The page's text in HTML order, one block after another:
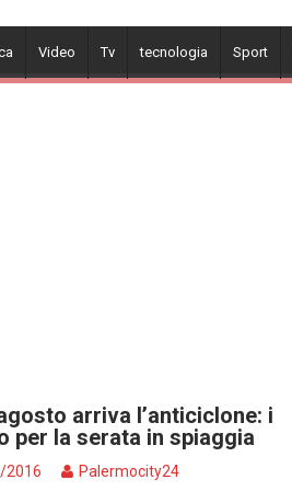
Video Tv tecnologia Sport
arriva l’anticiclone: i
per la serata in spiaggia
2016 Palermocity24